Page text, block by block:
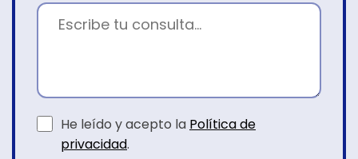
He leído y acepto la Política de
privacidad.